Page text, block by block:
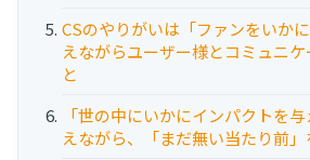
相談する
CSのやりがいは「ファンをいか
えながらユーザー様とコミュニ
と
「世の中にいかにインパクトを
えながら、「まだ無い当たり前